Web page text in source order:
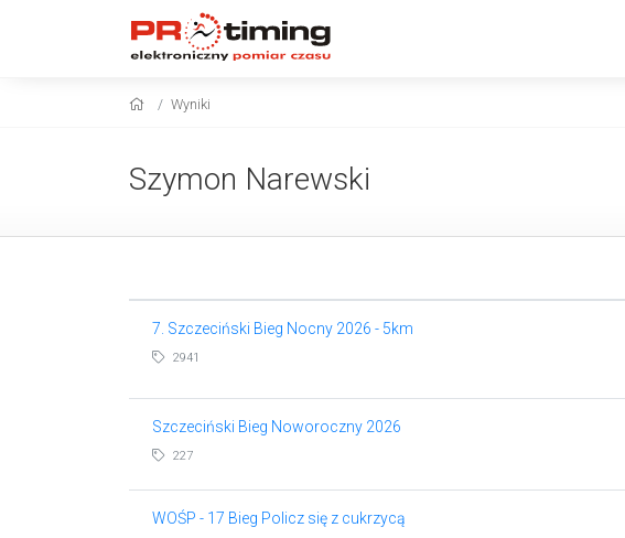
Wyniki
Szymon Narewski
7. Szczeciński Bieg Nocny 2026 - 5km
2941
Szczeciński Bieg Noworoczny 2026
227
WOŚP - 17 Bieg Policz się z cukrzycą